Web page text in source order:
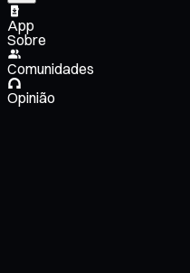
App
Sobre
Comunidades
Opinião